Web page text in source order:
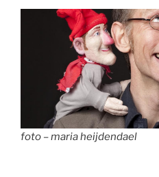
foto – maria heijdendael